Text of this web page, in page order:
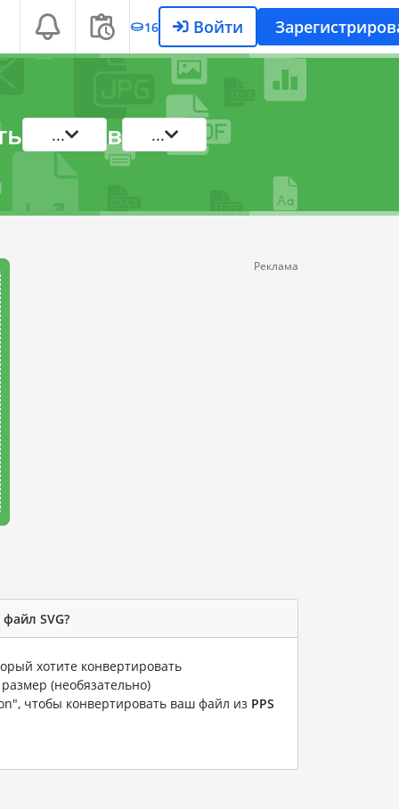
16 Войти
... в ...
Реклама
SVG?
хотите конвертировать
(необязательно)
чтобы конвертировать ваш файл из PPS